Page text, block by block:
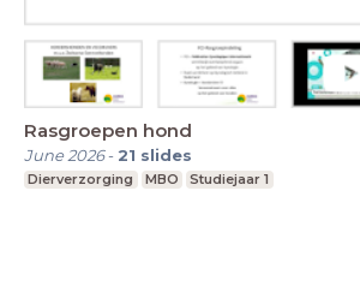
Rasgroepen hond
June 2026- 21 slides
Dierverzorging MBO Studiejaar 1